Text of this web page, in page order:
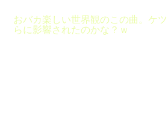
おバカ楽しい世界観のこの曲。ケ
らに影響されたのかな？ｗ